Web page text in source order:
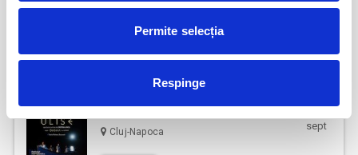
Permite selecția
Respinge
AȘTEPTÂNDU-L PE ULISE
Cluj-Napoca
17
sept